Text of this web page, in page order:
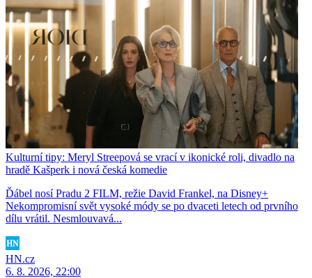
Kulturní tipy: Meryl Streepová se vrací v ikonické roli, divadlo na
hradě Kašperk i nová česká komedie
Ďábel nosí Pradu 2 FILM, režie David Frankel, na Disney+
Nekompromisní svět vysoké módy se po dvaceti letech od prvního
dílu vrátil. Nesmlouvavá...
HN.cz
6. 8. 2026, 22:00